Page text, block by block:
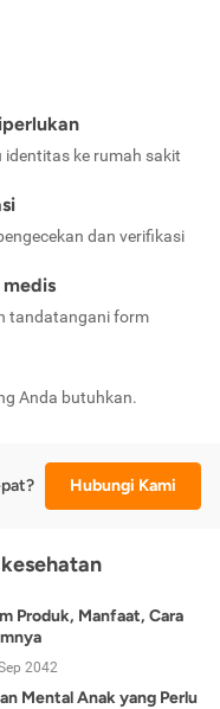
ke rumah sakit
dan verifikasi
tandatangani form
Anda butuhkan.
Hubungi Kami
Produk, Manfaat, Cara
2042
Mental Anak yang Perlu